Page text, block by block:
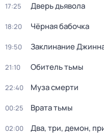
17:25 Дверь дьявола
18:20 Чёрная бабочка
19:50 Заклинание
21:10 Обитель тьмы
22:40 Муза смерти
00:25 Врата тьмы
02:00 Два, три, демон,